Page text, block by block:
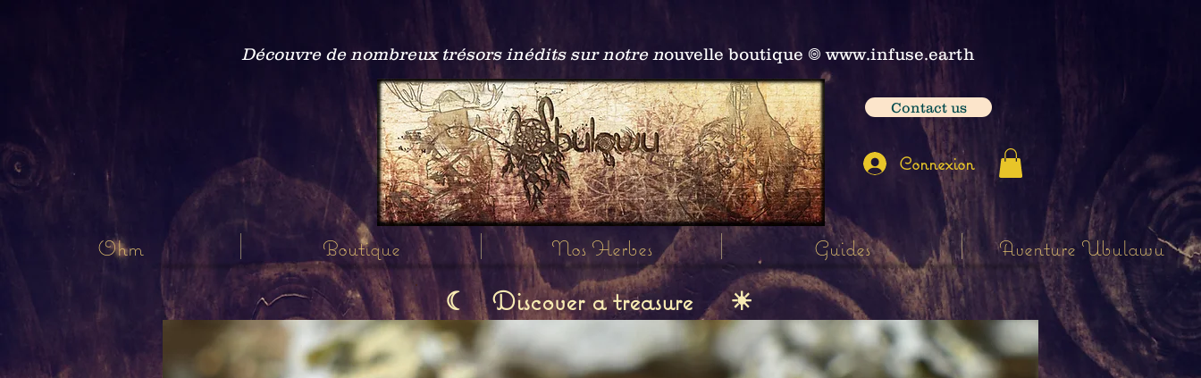
Découvre de nombreux trésors inédits sur notre nouvelle boutique 𖣠 www.infuse.earth
Contact us
Connexion
Ohm Boutique Nos Herbes Guides Aventure Ubulawu
☾ Discover a treasure ☀